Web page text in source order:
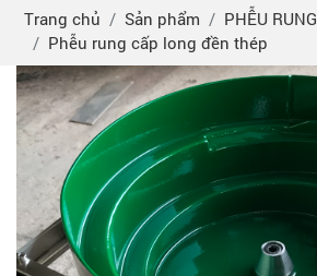
Trang chủ Sản phẩm
PHỄU RUNG
Phễu rung cấp long đền thép